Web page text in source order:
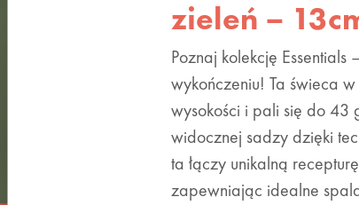
zieleń –
Poznaj kolekcję Essentials
wykończeniu! Ta świeca
wysokości i pali się do
widocznej sadzy dzięki
ta łączy unikalną
zapewniając idealne